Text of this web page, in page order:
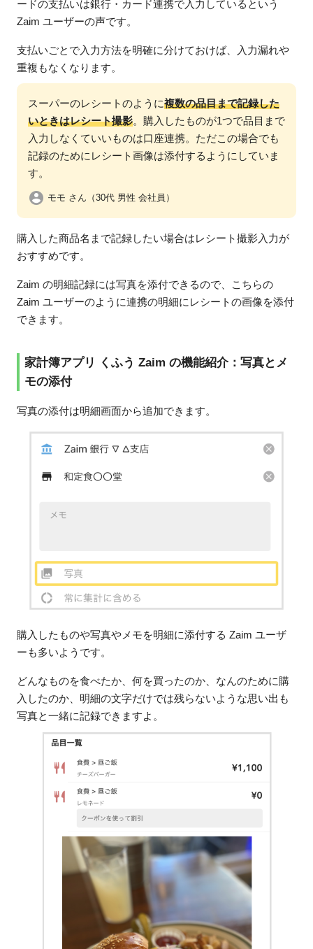
ードの支払いは銀行・カード連携で入力しているという
Zaim ユーザーの声です。
支払いごとで入力方法を明確に分けておけば、入力漏れや
重複もなくなります。
スーパーのレシートのように複数の品目まで記録した
いときはレシート撮影。購入したものが1つで品目まで
入力しなくていいものは口座連携。ただこの場合でも
記録のためにレシート画像は添付するようにしていま
す。
モモ さん（30代 男性 会社員）
購入した商品名まで記録したい場合はレシート撮影入力が
おすすめです。
Zaim の明細記録には写真を添付できるので、こちらの
Zaim ユーザーのように連携の明細にレシートの画像を添付
できます。
家計簿アプリ くふう Zaim の機能紹介：写真とメ
モの添付
写真の添付は明細画面から追加できます。
購入したものや写真やメモを明細に添付する Zaim ユーザ
ーも多いようです。
どんなものを食べたか、何を買ったのか、なんのために購
入したのか、明細の文字だけでは残らないような思い出も
写真と一緒に記録できますよ。